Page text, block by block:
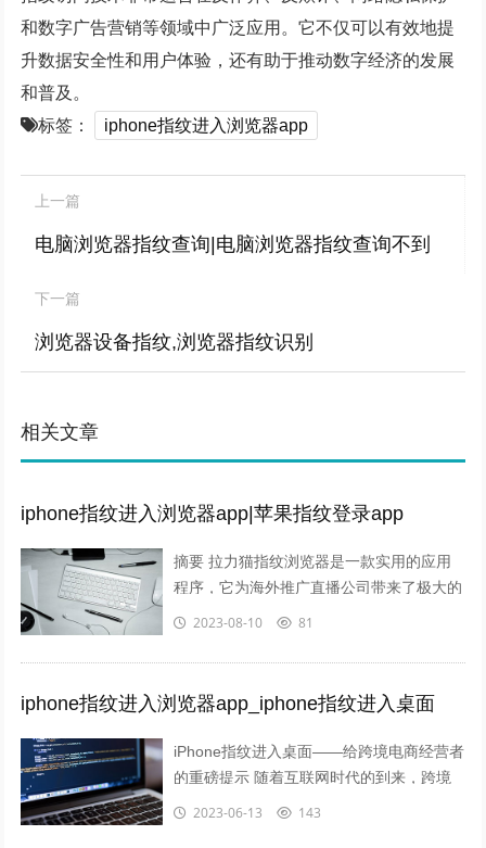
和数字广告营销等领域中广泛应用。它不仅可以有效地提
升数据安全性和用户体验，还有助于推动数字经济的发展
和普及。
标签：
iphone指纹进入浏览器app
上一篇
电脑浏览器指纹查询|电脑浏览器指纹查询不到
下一篇
浏览器设备指纹,浏览器指纹识别
相关文章
iphone指纹进入浏览器app|苹果指纹登录app
摘要 拉力猫指纹浏览器是一款实用的应用
程序，它为海外推广直播公司带来了极大的
便利。通过苹果指纹登录app，用户可以在
2023-08-10 81
iphone指纹进入浏览器app_iphone指纹进入桌面
iPhone指纹进入桌面——给跨境电商经营者
的重磅提示 随着互联网时代的到来，跨境
电商行业越来越火爆了，对于运营人员而
2023-06-13 143